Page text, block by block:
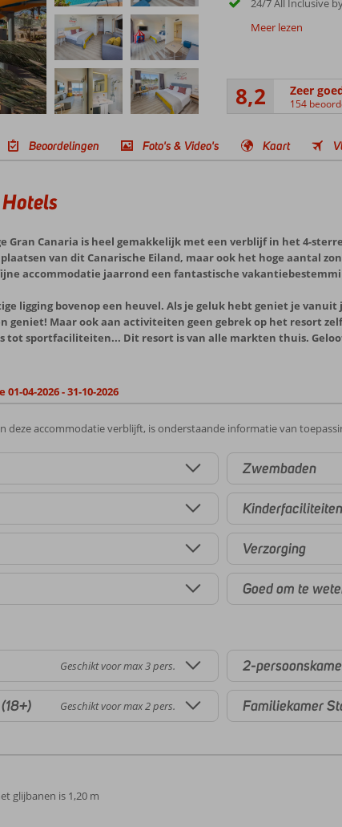
24/7 All Inclusive
Meer lezen
8,2 Zeer
154
Beoordelingen Foto's & Video's Kaart
Gran Canaria is heel gemakkelijk met een verblijf in het 4-
van dit Canarische Eiland, maar ook het hoge aantal
accommodatie jaarrond een fantastische
ligging bovenop een heuvel. Als je geluk hebt geniet je
geniet! Maar ook aan activiteiten geen gebrek op het resort
tot sportfaciliteiten... Dit resort is van alle markten thuis.
01-04-2026 - 31-10-2026
deze accommodatie verblijft, is onderstaande informatie van
Zwembaden
Kinderfaciliteiten
Verzorging
Goed om te
Geschikt voor max 3 pers.
Geschikt voor max 2 pers.
2-
Familiekamer
glijbanen is 1,20 m